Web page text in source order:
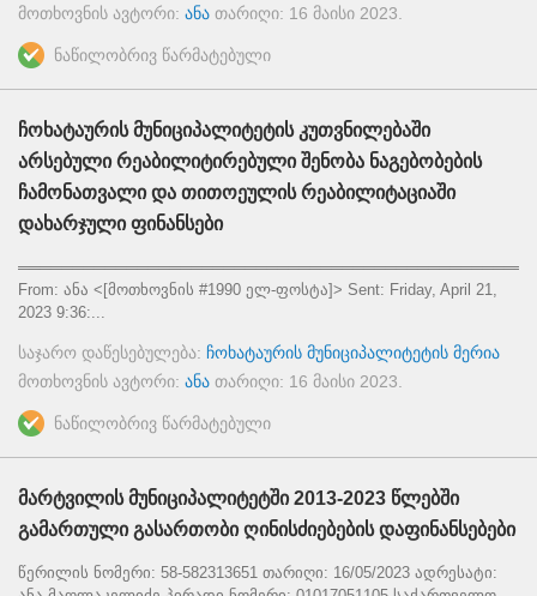
მოთხოვნის ავტორი: ანა თარიღი: 16 მაისი 2023
ნაწილობრივ წარმატებული
ჩოხატაურის მუნიციპალიტეტის კუთვნილებაში
არსებული რეაბილიტირებული შენობა ნაგებობების
ჩამონათვალი და თითოეულის რეაბილიტაციაში
დახარჯული ფინანსები
From: ანა <[მოთხოვნის #1990 ელ-ფოსტა]> Sent: Friday, April 21,
2023 9:36:...
საჯარო დაწესებულება: ჩოხატაურის მუნიციპალიტეტის მერია
მოთხოვნის ავტორი: ანა თარიღი: 16 მაისი 2023
ნაწილობრივ წარმატებული
მარტვილის მუნიციპალიტეტში 2013-2023 წლებში
გამართული გასართობი ღინისძიებების დაფინანსებები
წერილის ნომერი: 58-582313651 თარიღი: 16/05/2023 ადრესატი: